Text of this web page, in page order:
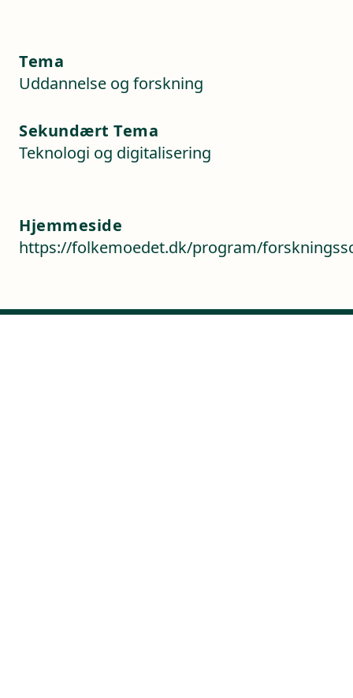
Tema
Uddannelse og forskning
Sekundært Tema
Teknologi og digitalisering
Hjemmeside
https://folkemoedet.dk/program/